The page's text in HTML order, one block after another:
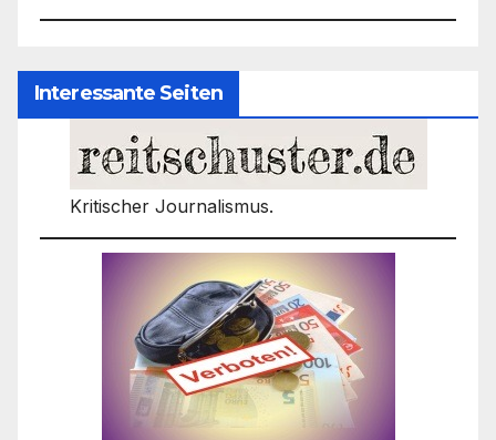
Interessante Seiten
Kritischer Journalismus.